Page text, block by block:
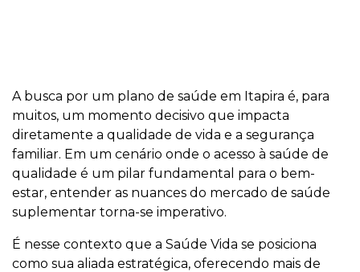
A busca por um plano de saúde em Itapira é, para
muitos, um momento decisivo que impacta
diretamente a qualidade de vida e a segurança
familiar. Em um cenário onde o acesso à saúde de
qualidade é um pilar fundamental para o bem-
estar, entender as nuances do mercado de saúde
suplementar torna-se imperativo.
É nesse contexto que a Saúde Vida se posiciona
como sua aliada estratégica, oferecendo mais de